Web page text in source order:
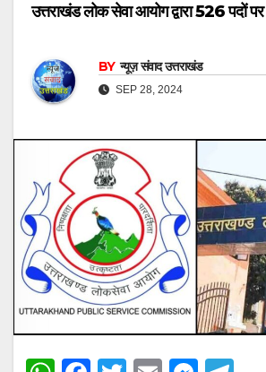
उत्तराखंड लोक सेवा आयोग द्वारा 526 पदों
BY न्यूज़ संवाद उत्तराखंड
SEP 28, 2024